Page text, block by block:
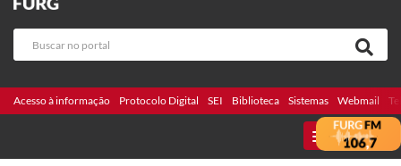
Acesso à informação Protocolo Digital SEI Biblioteca Sistemas Webmail
MENU